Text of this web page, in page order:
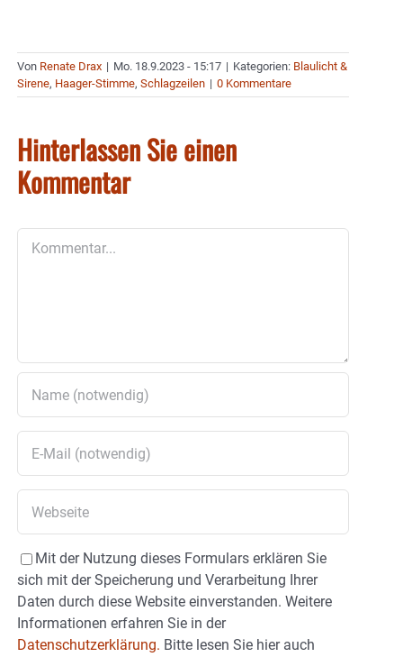
Von Renate Drax | Mo. 18.9.2023 - 15:17 | Kategorien: Blaulicht &
Sirene, Haager-Stimme, Schlagzeilen | 0 Kommentare
Hinterlassen Sie einen
Kommentar
Mit der Nutzung dieses Formulars erklären Sie
sich mit der Speicherung und Verarbeitung Ihrer
Daten durch diese Website einverstanden. Weitere
Informationen erfahren Sie in der
Datenschutzerklärung. Bitte lesen Sie hier auch